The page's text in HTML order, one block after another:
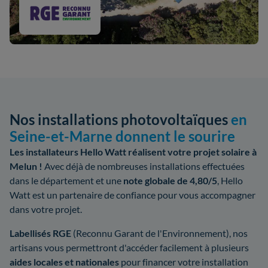
Nos installations photovoltaïquesen
Seine-et-Marne donnent le sourire
Les installateurs Hello Watt réalisent votre projet solaire à
Melun ! Avec déjà de nombreuses installations effectuées
dans le département et une note globale de 4,80/5 , Hello
Watt est un partenaire de confiance pour vous accompagner
dans votre projet.
Labellisés RGE (Reconnu Garant de l'Environnement), nos
artisans vous permettront d'accéder facilement à plusieurs
aides locales et nationales pour financer votre installation